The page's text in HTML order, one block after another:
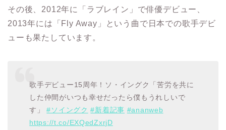
その後、2012年に「ラブレイン」で俳優デビュー、
2013年には「Fly Away」という曲で日本での歌手デビ
ューも果たしています。
歌手デビュー15周年！ソ・イングク「苦労を共に
した仲間がいつも幸せだったら僕もうれしいで
す」#ソイングク #新着記事 #ananweb
https://t.co/EXQedZxrjD